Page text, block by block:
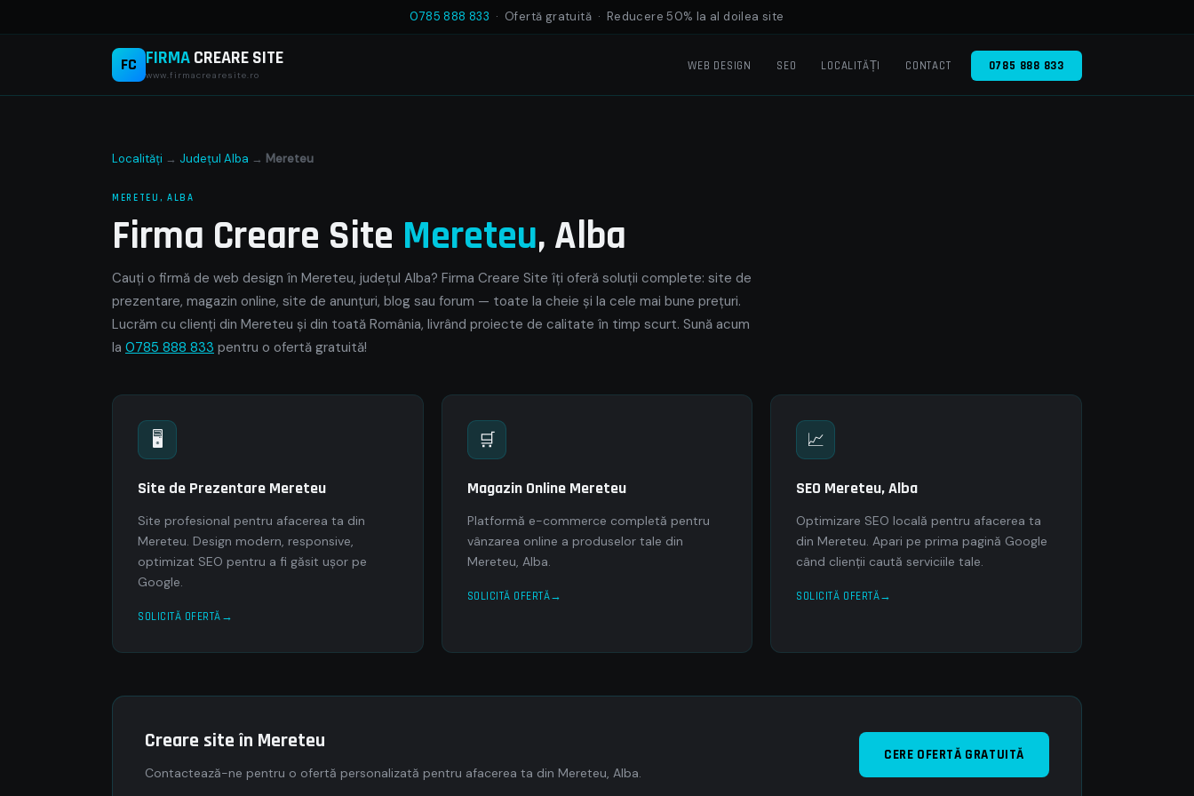
0785 888 833 · Ofertă gratuită · Reducere 50% la al doilea site
FC FIRMACREARE SITE
www.firmacrearesite.ro
WEB DESIGN SEO LOCALITĂȚI CONTACT 0785 888 833
Localități → Județul Alba → Mereteu
MERETEU, ALBA
Firma Creare Site Mereteu, Alba
Cauți o firmă de web design în Mereteu, județul Alba? Firma Creare Site îți oferă soluții complete: site de
prezentare, magazin online, site de anunțuri, blog sau forum — toate la cheie și la cele mai bune prețuri.
Lucrăm cu clienți din Mereteu și din toată România, livrând proiecte de calitate în timp scurt. Sună acum
la 0785 888 833 pentru o ofertă gratuită!
🖥
Site de Prezentare Mereteu
Site profesional pentru afacerea ta din
Mereteu. Design modern, responsive,
optimizat SEO pentru a fi găsit ușor pe
Google.
SOLICITĂ OFERTĂ
🛒
Magazin Online Mereteu
Platformă e-commerce completă pentru
vânzarea online a produselor tale din
Mereteu, Alba.
SOLICITĂ OFERTĂ
📈
SEO Mereteu, Alba
Optimizare SEO locală pentru afacerea ta
din Mereteu. Apari pe prima pagină Google
când clienții caută serviciile tale.
SOLICITĂ OFERTĂ
Creare site în Mereteu
Contactează-ne pentru o ofertă personalizată pentru afacerea ta din Mereteu, Alba.
CERE OFERTĂ GRATUITĂ